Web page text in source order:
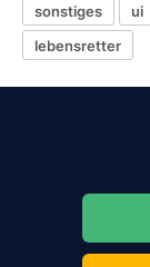
sonstiges ui
lebensretter